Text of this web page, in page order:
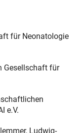
für Neonatologie
Gesellschaft für
e.V.
Ludwig-